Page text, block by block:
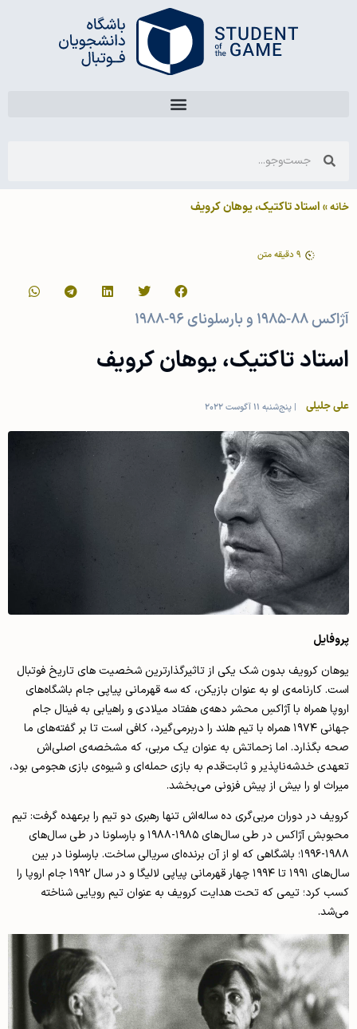
خانه»استاد تاکتیک، یوهان کرویف
9 دقیقه متن
آژاکس ۸۸-۱۹۸۵ و بارسلونای ۹۶-۱۹۸۸
استاد تاکتیک، یوهان کرویف
علی جلیلی | پنج‌شنبه 11 آگوست 2022
پروفایل
یوهان کرویف بدون شک یکی از تاثیرگذارترین شخصیت های تاریخ فوتبال
است. کارنامه‌ی او به عنوان بازیکن، که سه قهرمانی پیاپی جام باشگاه‌های
اروپا همراه با آژاکسِ محشر دهه‌ی هفتاد میلادی و راهیابی به فینال جام
جهانی ۱۹۷۴ همراه با تیم هلند را دربرمی‌گیرد، کافی ا‌ست تا بر گفته‌های ما
صحه بگذارد. اما زحماتش به عنوان یک مربی، که مشخصه‌‌ی اصلی‌اش
تعهدی خدشه‌ناپذیر و ثابت‌قدم به بازی حمله‌ای و شیوه‌ی بازی هجومی بود،
میراث او را بیش از پیش فزونی می‌بخشد.
کرویف در دوران مربی‌گری ده ساله‌اش تنها رهبری دو تیم ‌را برعهده گرفت: تیم
محبوبش آژاکس در طی سال‌های ۱۹۸۵-۱۹۸۸ و بارسلونا در طی سال‌های
۱۹۸۸-۱۹۹۶؛ باشگاهی که او از آن برنده‌ای سریالی ساخت‌. بارسلونا در بین
سال‌های ۱۹۹۱ تا ۱۹۹۴ چهار قهرمانی پیاپی لالیگا و در سال ۱۹۹۲ جام اروپا را
کسب کرد؛ تیمی که تحت هدایت کرویف به عنوان تیم رویایی شناخته
می‌شد.